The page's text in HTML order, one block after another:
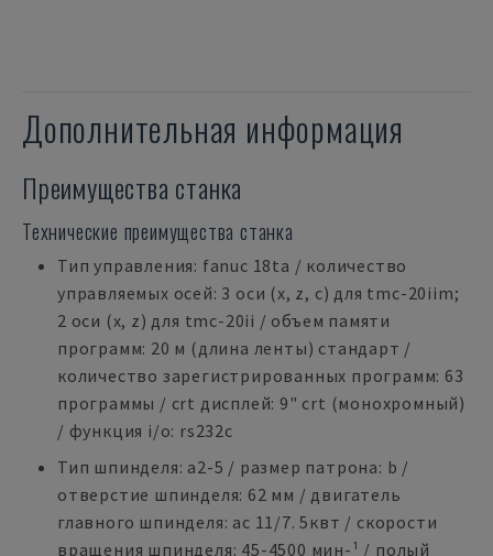
Дополнительная информация
Преимущества станка
Технические преимущества станка
Тип управления: fanuc 18ta / количество
управляемых осей: 3 оси (x, z, c) для tmc-20iim;
2 оси (x, z) для tmc-20ii / объем памяти
программ: 20 м (длина ленты) стандарт /
количество зарегистрированных программ: 63
программы / crt дисплей: 9" crt (монохромный)
/ функция i/o: rs232c
Тип шпинделя: a2-5 / размер патрона: b /
отверстие шпинделя: 62 мм / двигатель
главного шпинделя: ac 11/7. 5квт / скорости
вращения шпинделя: 45-4500 мин-¹ / полый